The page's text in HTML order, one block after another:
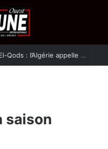
Protection de la ville sainte d’El-Qods : l’Algérie appelle à une action collective
saison